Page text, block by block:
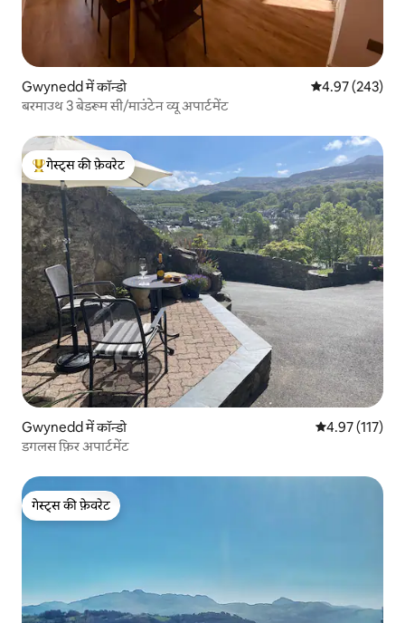
Gwynedd में कॉन्डो औसत रेटिंग 5 में से
4.97 (243)
बरमाउथ 3 बेडरूम सी/माउंटेन व्यू अपार्टमेंट
गेस्ट्स का टॉप फ़ेवरेट
गेस्ट्स की फ़ेवरेट
Gwynedd में कॉन्डो औसत रेटिंग 5 में से
4.97 (117)
डगलस फ़िर अपार्टमेंट
गेस्ट्स की फ़ेवरेट
गेस्ट्स की फ़ेवरेट